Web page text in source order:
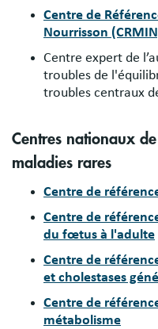
Centre de
Nourrisson
Centre expert de
troubles de
troubles centraux
Centres nationaux
maladies rares
Centre de
Centre de
du fœtus à l'adulte
Centre de
et cholestases
Centre de
métabolisme